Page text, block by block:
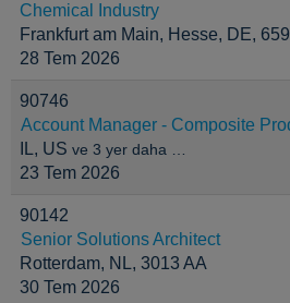
Chemical Industry
Frankfurt am Main, Hesse, DE,
28 Tem 2026
90746
Account Manager - Composite
IL, US ve 3 yer daha …
23 Tem 2026
90142
Senior Solutions Architect
Rotterdam, NL, 3013 AA
30 Tem 2026